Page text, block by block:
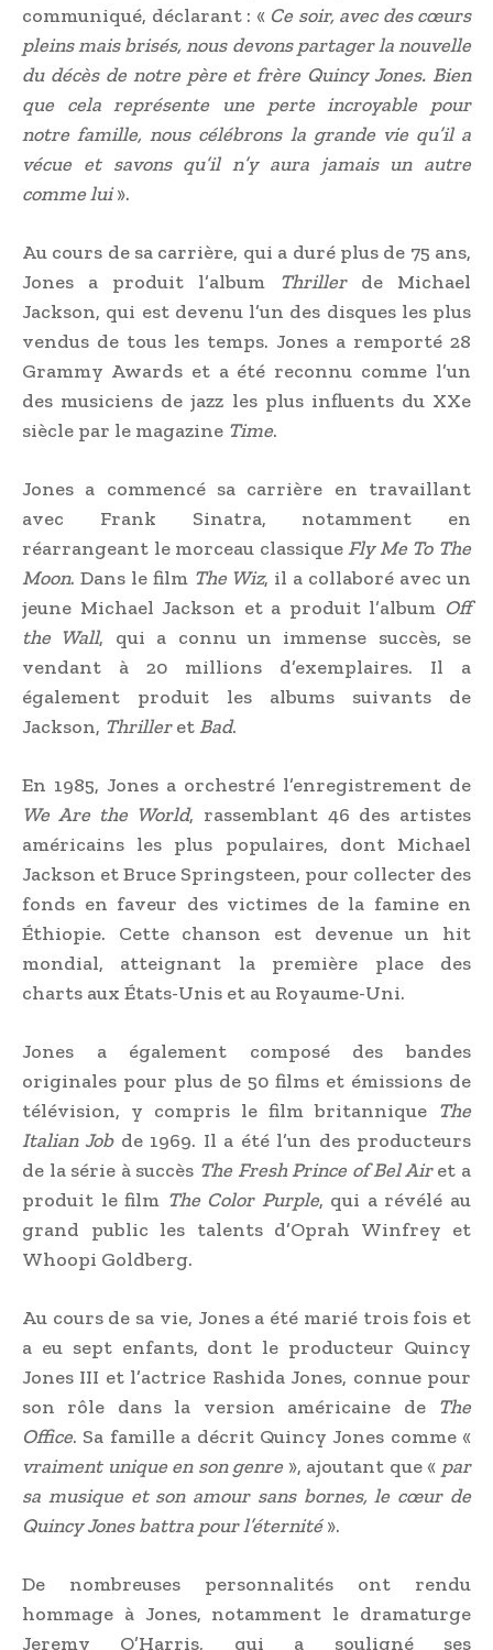
communiqué, déclarant : « Ce soir, avec des cœurs
pleins mais brisés, nous devons partager la nouvelle
du décès de notre père et frère Quincy Jones. Bien
que cela représente une perte incroyable pour
notre famille, nous célébrons la grande vie qu’il a
vécue et savons qu’il n’y aura jamais un autre
comme lui».
Au cours de sa carrière, qui a duré plus de 75 ans,
Jones a produit l’album Thrillerde Michael
Jackson, qui est devenu l’un des disques les plus
vendus de tous les temps. Jones a remporté 28
Grammy Awards et a été reconnu comme l’un
des musiciens de jazz les plus influents du XXe
siècle par le magazine Time.
Jones a commencé sa carrière en travaillant
avec Frank Sinatra, notamment en
réarrangeant le morceau classique Fly Me To The
Moon. Dans le film The Wiz, il a collaboré avec un
jeune Michael Jackson et a produit l’album Off
the Wall, qui a connu un immense succès, se
vendant à 20 millions d’exemplaires. Il a
également produit les albums suivants de
Jackson, Thrilleret Bad.
En 1985, Jones a orchestré l’enregistrement de
We Are the World, rassemblant 46 des artistes
américains les plus populaires, dont Michael
Jackson et Bruce Springsteen, pour collecter des
fonds en faveur des victimes de la famine en
Éthiopie. Cette chanson est devenue un hit
mondial, atteignant la première place des
charts aux États-Unis et au Royaume-Uni.
Jones a également composé des bandes
originales pour plus de 50 films et émissions de
télévision, y compris le film britannique The
Italian Jobde 1969. Il a été l’un des producteurs
de la série à succès The Fresh Prince of Bel Airet a
produit le film The Color Purple, qui a révélé au
grand public les talents d’Oprah Winfrey et
Whoopi Goldberg.
Au cours de sa vie, Jones a été marié trois fois et
a eu sept enfants, dont le producteur Quincy
Jones III et l’actrice Rashida Jones, connue pour
son rôle dans la version américaine de The
Office. Sa famille a décrit Quincy Jones comme «
vraiment unique en son genre», ajoutant que « par
sa musique et son amour sans bornes, le cœur de
Quincy Jones battra pour l’éternité».
De nombreuses personnalités ont rendu
hommage à Jones, notamment le dramaturge
Jeremy O’Harris, qui a souligné ses